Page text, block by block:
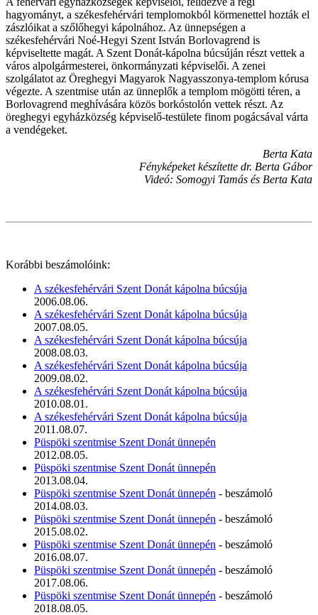
hagyományt, a székesfehérvári templomokból körmenettel hozták el
zászlóikat a szőlőhegyi kápolnához. Az ünnepségen a
székesfehérvári Noé-Hegyi Szent István Borlovagrend is
képviseltette magát. A Szent Donát-kápolna búcsúján részt vettek a
város alpolgármesterei, önkormányzati képviselői. A zenei
szolgálatot az Öreghegyi Magyarok Nagyasszonya-templom kórusa
végezte. A szentmise után az ünneplők a templom mögötti téren, a
Borlovagrend meghívására közös borkóstolón vettek részt. Az
öreghegyi egyházközség képviselő-testülete finom pogácsával várta
a vendégeket.
Berta Kata
Fényképeket készítette dr. Berta Gábor
Videó: Somogyi Tamás és Berta Kata
Korábbi beszámolóink:
A székesfehérvári Szent Donát kápolna búcsúja
2006.08.06.
A székesfehérvári Szent Donát kápolna búcsúja
2007.08.05.
A székesfehérvári Szent Donát kápolna búcsúja
2008.08.03.
A székesfehérvári Szent Donát kápolna búcsúja
2009.08.02.
A székesfehérvári Szent Donát kápolna búcsúja
2010.08.01.
A székesfehérvári Szent Donát kápolna búcsúja
2011.08.07.
Püspöki szentmise Szent Donát ünnepén
2012.08.05.
Püspöki szentmise Szent Donát ünnepén
2013.08.04.
Püspöki szentmise Szent Donát ünnepén - beszámoló
2014.08.03.
Püspöki szentmise Szent Donát ünnepén - beszámoló
2015.08.02.
Püspöki szentmise Szent Donát ünnepén - beszámoló
2016.08.07.
Püspöki szentmise Szent Donát ünnepén - beszámoló
2017.08.06.
Püspöki szentmise Szent Donát ünnepén - beszámoló
2018.08.05.